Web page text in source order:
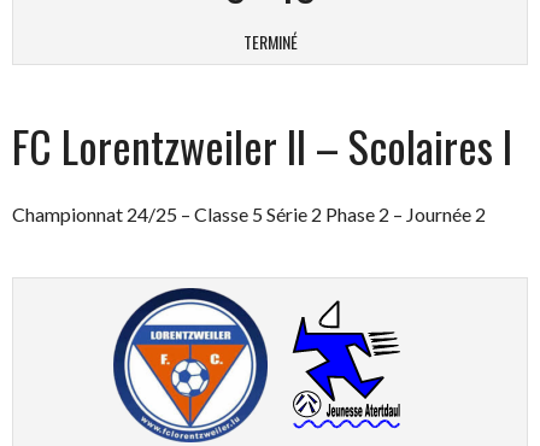
TERMINÉ
FC Lorentzweiler II – Scolaires I
Championnat 24/25 – Classe 5 Série 2 Phase 2 – Journée 2